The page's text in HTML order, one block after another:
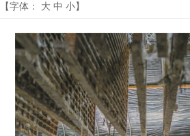
【字体： 大 中 小】